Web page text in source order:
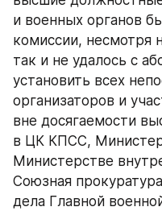
и военных органов
комиссии, несмотря
так и не удалось с
установить всех
организаторов и
вне досягаемости
в ЦК КПСС,
Министерстве
Союзная
дела Главной